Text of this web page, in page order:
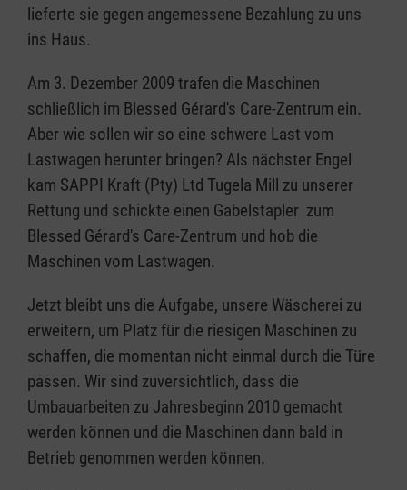
lieferte sie gegen angemessene Bezahlung zu uns
ins Haus.
Am 3. Dezember 2009 trafen die Maschinen
schließlich im Blessed Gérard's Care-Zentrum ein.
Aber wie sollen wir so eine schwere Last vom
Lastwagen herunter bringen? Als nächster Engel
kam SAPPI Kraft (Pty) Ltd Tugela Mill zu unserer
Rettung und schickte einen Gabelstapler zum
Blessed Gérard's Care-Zentrum und hob die
Maschinen vom Lastwagen.
Jetzt bleibt uns die Aufgabe, unsere Wäscherei zu
erweitern, um Platz für die riesigen Maschinen zu
schaffen, die momentan nicht einmal durch die Türe
passen. Wir sind zuversichtlich, dass die
Umbauarbeiten zu Jahresbeginn 2010 gemacht
werden können und die Maschinen dann bald in
Betrieb genommen werden können.